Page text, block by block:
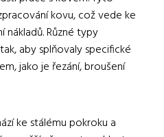
kovu, což vede ke
nákladů. Různé typy
aby splňovaly specifické
jako je řezání, broušení
ke stálému pokroku a